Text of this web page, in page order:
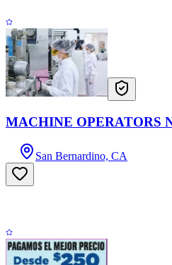
MACHINE OPERATORS
San Bernardino, CA